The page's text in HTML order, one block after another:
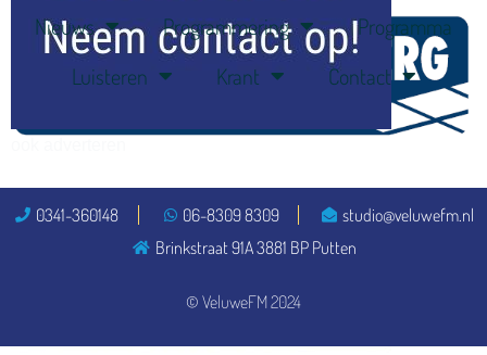
Nieuws Programmering
Programma
Luisteren
Krant Contact
© VeluweFM 2024
0341-360148 06-8309 8309
studio@veluwefm.nl
Brinkstraat 91A 3881 BP Putten